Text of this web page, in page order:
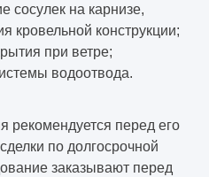
сосулек на карнизе,
кровельной конструкции;
при ветре;
водоотвода.
рекомендуется перед его
по долгосрочной
заказывают перед